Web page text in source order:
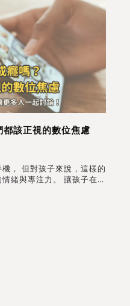
該正視的數位焦慮
， 但對孩子來說，這樣的
緒與專注力。 讓孩子在假
一起陪孩子一起迎接數位